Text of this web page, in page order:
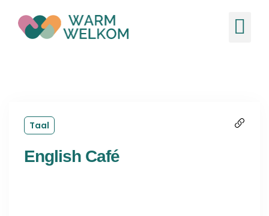
inhoud
Taal
English Café